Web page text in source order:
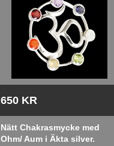
650 KR
Nätt Chakrasmycke med
Ohm/ Aum i Äkta silver.